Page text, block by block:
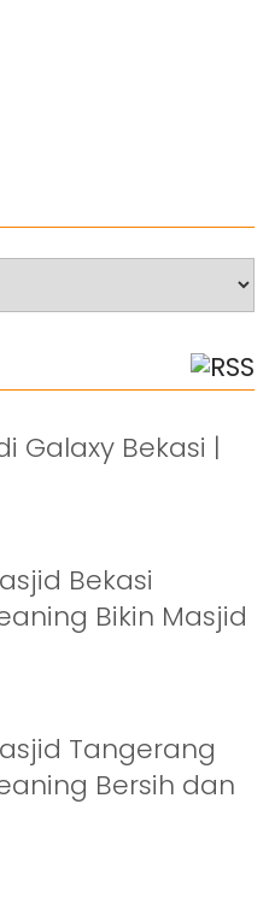
Galaxy Bekasi |
Bekasi
Bikin Masjid
Tangerang
Bersih dan